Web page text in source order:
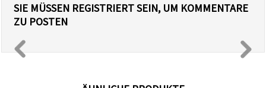
SIE MÜSSEN REGISTRIERT SEIN, UM KOMMENTARE
ZU POSTEN